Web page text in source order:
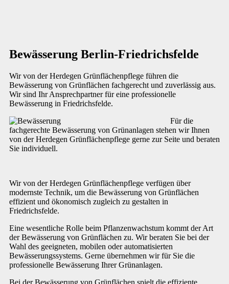
Bewässerung Berlin-Friedrichsfelde
Wir von der Herdegen Grünflächenpflege führen die
Bewässerung von Grünflächen fachgerecht und zuverlässig aus.
Wir sind Ihr Ansprechpartner für eine professionelle
Bewässerung in Friedrichsfelde.
Für die
fachgerechte Bewässerung von Grünanlagen stehen wir Ihnen
von der Herdegen Grünflächenpflege gerne zur Seite und beraten
Sie individuell.
Wir von der Herdegen Grünflächenpflege verfügen über
modernste Technik, um die Bewässerung von Grünflächen
effizient und ökonomisch zugleich zu gestalten in
Friedrichsfelde.
Eine wesentliche Rolle beim Pflanzenwachstum kommt der Art
der Bewässerung von Grünflächen zu. Wir beraten Sie bei der
Wahl des geeigneten, mobilen oder automatisierten
Bewässerungssystems. Gerne übernehmen wir für Sie die
professionelle Bewässerung Ihrer Grünanlagen.
Bei der Bewässerung von Grünflächen spielt die effiziente